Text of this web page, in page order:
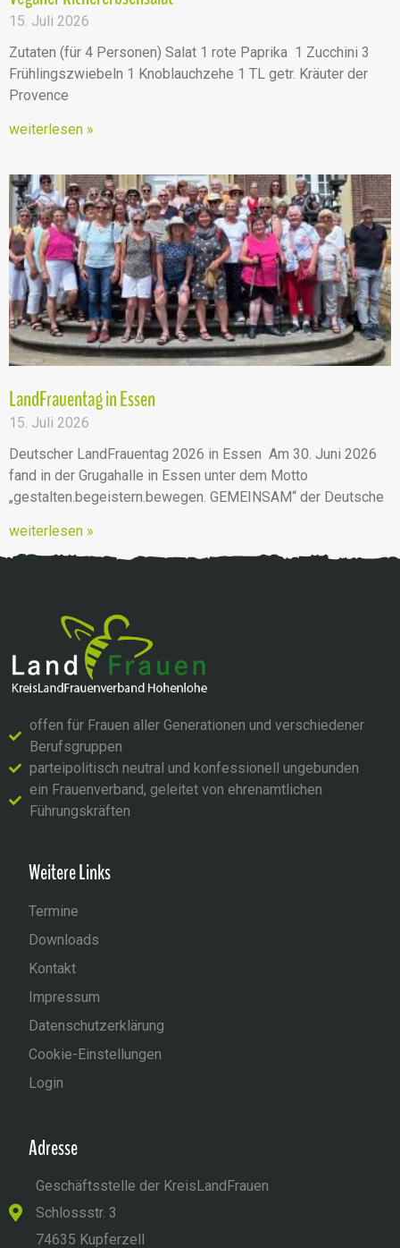
15. Juli 2026
Zutaten (für 4 Personen) Salat 1 rote Paprika 1 Zucchini 3
Frühlingszwiebeln 1 Knoblauchzehe 1 TL getr. Kräuter der
Provence
weiterlesen »
LandFrauentag in Essen
15. Juli 2026
Deutscher LandFrauentag 2026 in Essen Am 30. Juni 2026
fand in der Grugahalle in Essen unter dem Motto
„gestalten.begeistern.bewegen. GEMEINSAM“ der Deutsche
weiterlesen »
offen für Frauen aller Generationen und verschiedener
Berufsgruppen
parteipolitisch neutral und konfessionell ungebunden
ein Frauenverband, geleitet von ehrenamtlichen
Führungskräften
Weitere Links
Termine
Downloads
Kontakt
Impressum
Datenschutzerklärung
Cookie-Einstellungen
Login
Adresse
Geschäftsstelle der KreisLandFrauen
Schlossstr. 3
74635 Kupferzell